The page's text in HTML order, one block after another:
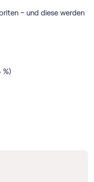
– und diese werden
%)